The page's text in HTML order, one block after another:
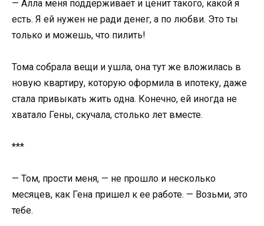
— Алла меня поддерживает и ценит такого, какой я
есть. Я ей нужен не ради денег, а по любви. Это ты
только и можешь, что пилить!
Тома собрала вещи и ушла, она тут же вложилась в
новую квартиру, которую оформила в ипотеку, даже
стала привыкать жить одна. Конечно, ей иногда не
хватало Гены, скучала, столько лет вместе.
***
— Том, прости меня, — не прошло и несколько
месяцев, как Гена пришел к ее работе. — Возьми, это
тебе.